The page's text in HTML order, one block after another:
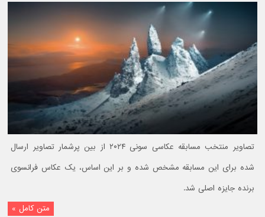
تصاویر منتخب مسابقه عکاسی سونی ۲۰۲۴ از بین پرشمار تصاویر ارسال
شده برای این مسابقه مشخص شده و بر این اساس، یک عکاس فرانسوی
برنده جایزه اصلی شد.
متن کامل »